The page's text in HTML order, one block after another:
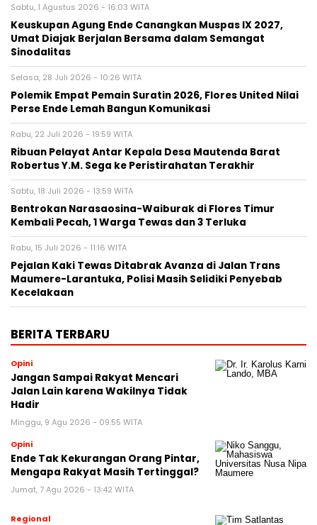
Sabtu, 1 Agustus 2026 - 16:03 WITA
Keuskupan Agung Ende Canangkan Muspas IX 2027,
Umat Diajak Berjalan Bersama dalam Semangat
Sinodalitas
Selasa, 28 Juli 2026 - 10:26 WITA
Polemik Empat Pemain Suratin 2026, Flores United Nilai
Perse Ende Lemah Bangun Komunikasi
Rabu, 22 Juli 2026 - 19:59 WITA
Ribuan Pelayat Antar Kepala Desa Mautenda Barat
Robertus Y.M. Sega ke Peristirahatan Terakhir
Sabtu, 18 Juli 2026 - 13:59 WITA
Bentrokan Narasaosina-Waiburak di Flores Timur
Kembali Pecah, 1 Warga Tewas dan 3 Terluka
Rabu, 15 Juli 2026 - 11:16 WITA
Pejalan Kaki Tewas Ditabrak Avanza di Jalan Trans
Maumere-Larantuka, Polisi Masih Selidiki Penyebab
Kecelakaan
BERITA TERBARU
Opini
Jangan Sampai Rakyat Mencari
Jalan Lain karena Wakilnya Tidak
Hadir
Minggu, 9 Agu 2026 - 09:55 WITA
Opini
Ende Tak Kekurangan Orang Pintar,
Mengapa Rakyat Masih Tertinggal?
Jumat, 7 Agu 2026 - 13:42 WITA
Regional